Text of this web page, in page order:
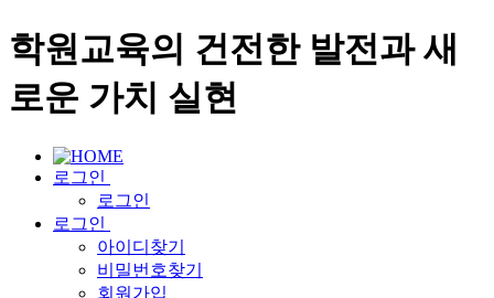
학원교육의 건전한 발전과 새
로운 가치 실현
로그인
로그인
로그인
아이디찾기
비밀번호찾기
회원가입